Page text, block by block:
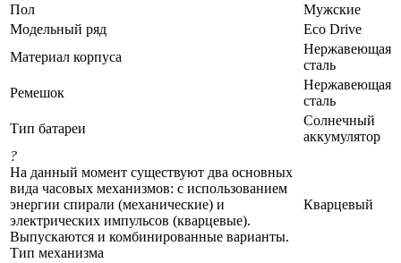
Пол
Мужские
Модельный ряд
Eco Drive
Материал корпуса
Нержавеющая
сталь
Ремешок
Нержавеющая
сталь
Тип батареи
Солнечный
аккумулятор
?
На данный момент существуют два основных
вида часовых механизмов: с использованием
энергии спирали (механические) и
электрических импульсов (кварцевые).
Выпускаются и комбинированные варианты.
Тип механизма
Кварцевый